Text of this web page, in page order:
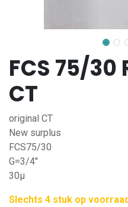
FCS 75/
CT
original CT
New surplus
FCS75/30
G=3/4"
30µ
Slechts 4 stuk op